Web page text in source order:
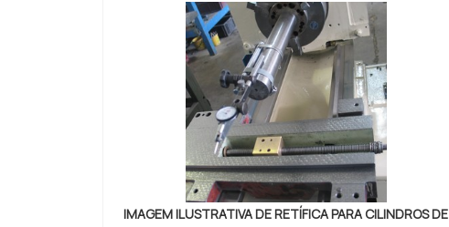
IMAGEM ILUSTRATIVA DE RETÍFICA PARA CILINDROS DE